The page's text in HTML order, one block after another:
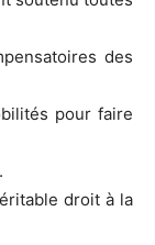
des
pour faire
droit à la